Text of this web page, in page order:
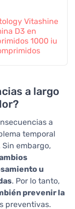
Vitashine
D3 en
1000 iu
a largo
a
temporal
embargo,
u
. Por lo tanto,
prevenir la
preventivas.